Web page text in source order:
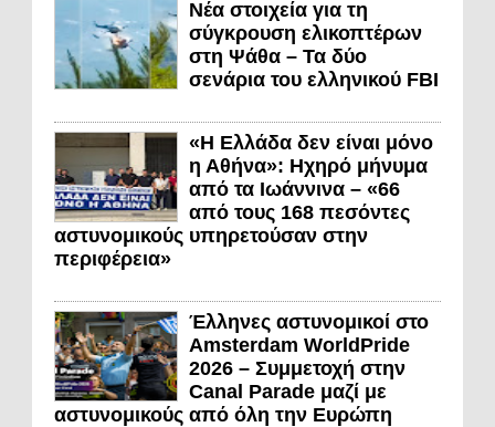
Νέα στοιχεία για τη
σύγκρουση ελικοπτέρων
στη Ψάθα – Τα δύο
σενάρια του ελληνικού FBI
«Η Ελλάδα δεν είναι μόνο
η Αθήνα»: Ηχηρό μήνυμα
από τα Ιωάννινα – «66
από τους 168 πεσόντες
αστυνομικούς υπηρετούσαν στην
περιφέρεια»
Έλληνες αστυνομικοί στο
Amsterdam WorldPride
2026 – Συμμετοχή στην
Canal Parade μαζί με
αστυνομικούς από όλη την Ευρώπη